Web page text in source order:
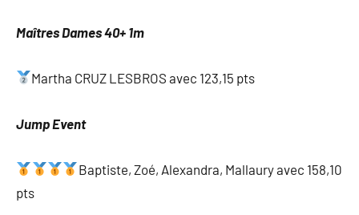
Maîtres Dames 40+ 1m
Martha CRUZ LESBROS avec 123,15 pts
Jump Event
Baptiste, Zoé, Alexandra, Mallaury avec 158,10
pts